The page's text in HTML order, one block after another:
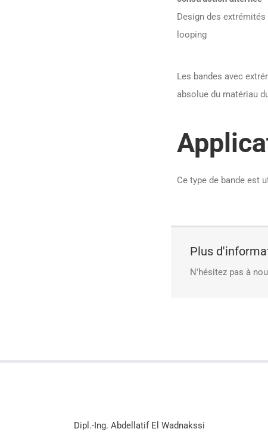
Design des
looping
Les bandes avec
absolue du matériau
Ce type de bande est
Plus
N'hésitez pas à
Dipl.-Ing. Abdellatif El Wadnakssi